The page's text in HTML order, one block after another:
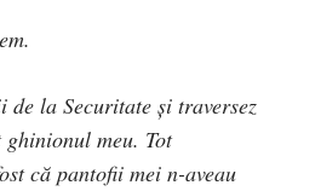
la Securitate şi traversez
meu. Tot
că pantofii mei n-aveau